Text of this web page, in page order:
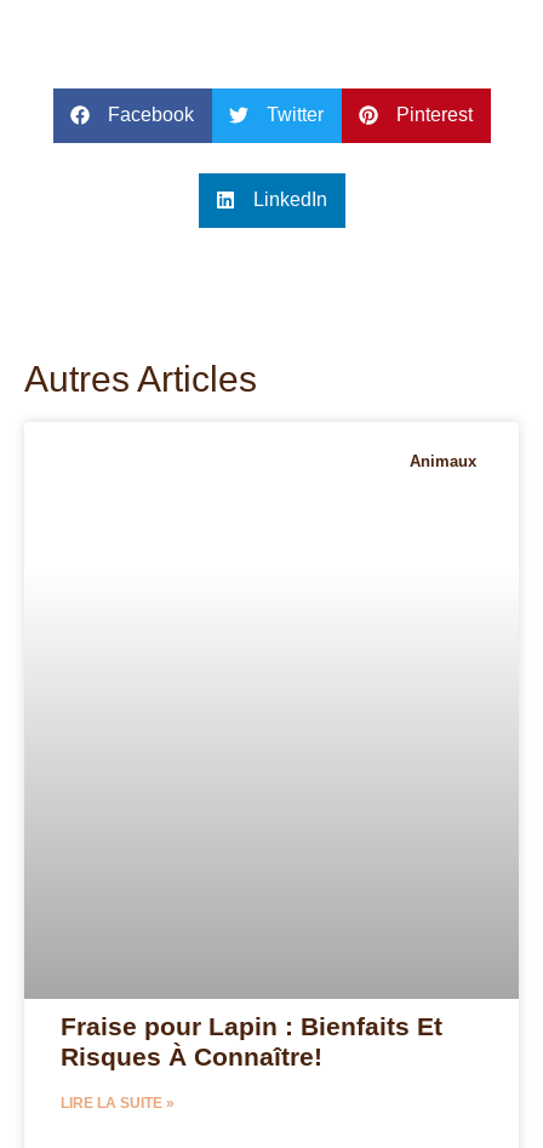
Facebook Twitter Pinterest
LinkedIn
Autres Articles
Animaux
Fraise pour Lapin : Bienfaits Et
Risques À Connaître!
LIRE LA SUITE »